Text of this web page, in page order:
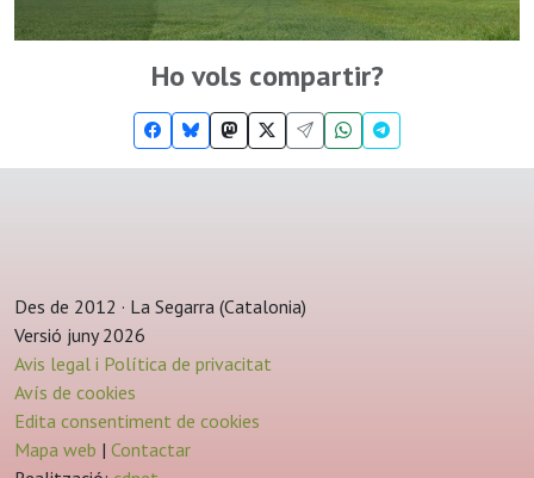
Ho vols compartir?
Des de 2012 · La Segarra (Catalonia)
Versió juny 2026
Avis legal i Política de privacitat
Avís de cookies
Edita consentiment de cookies
Mapa web | Contactar